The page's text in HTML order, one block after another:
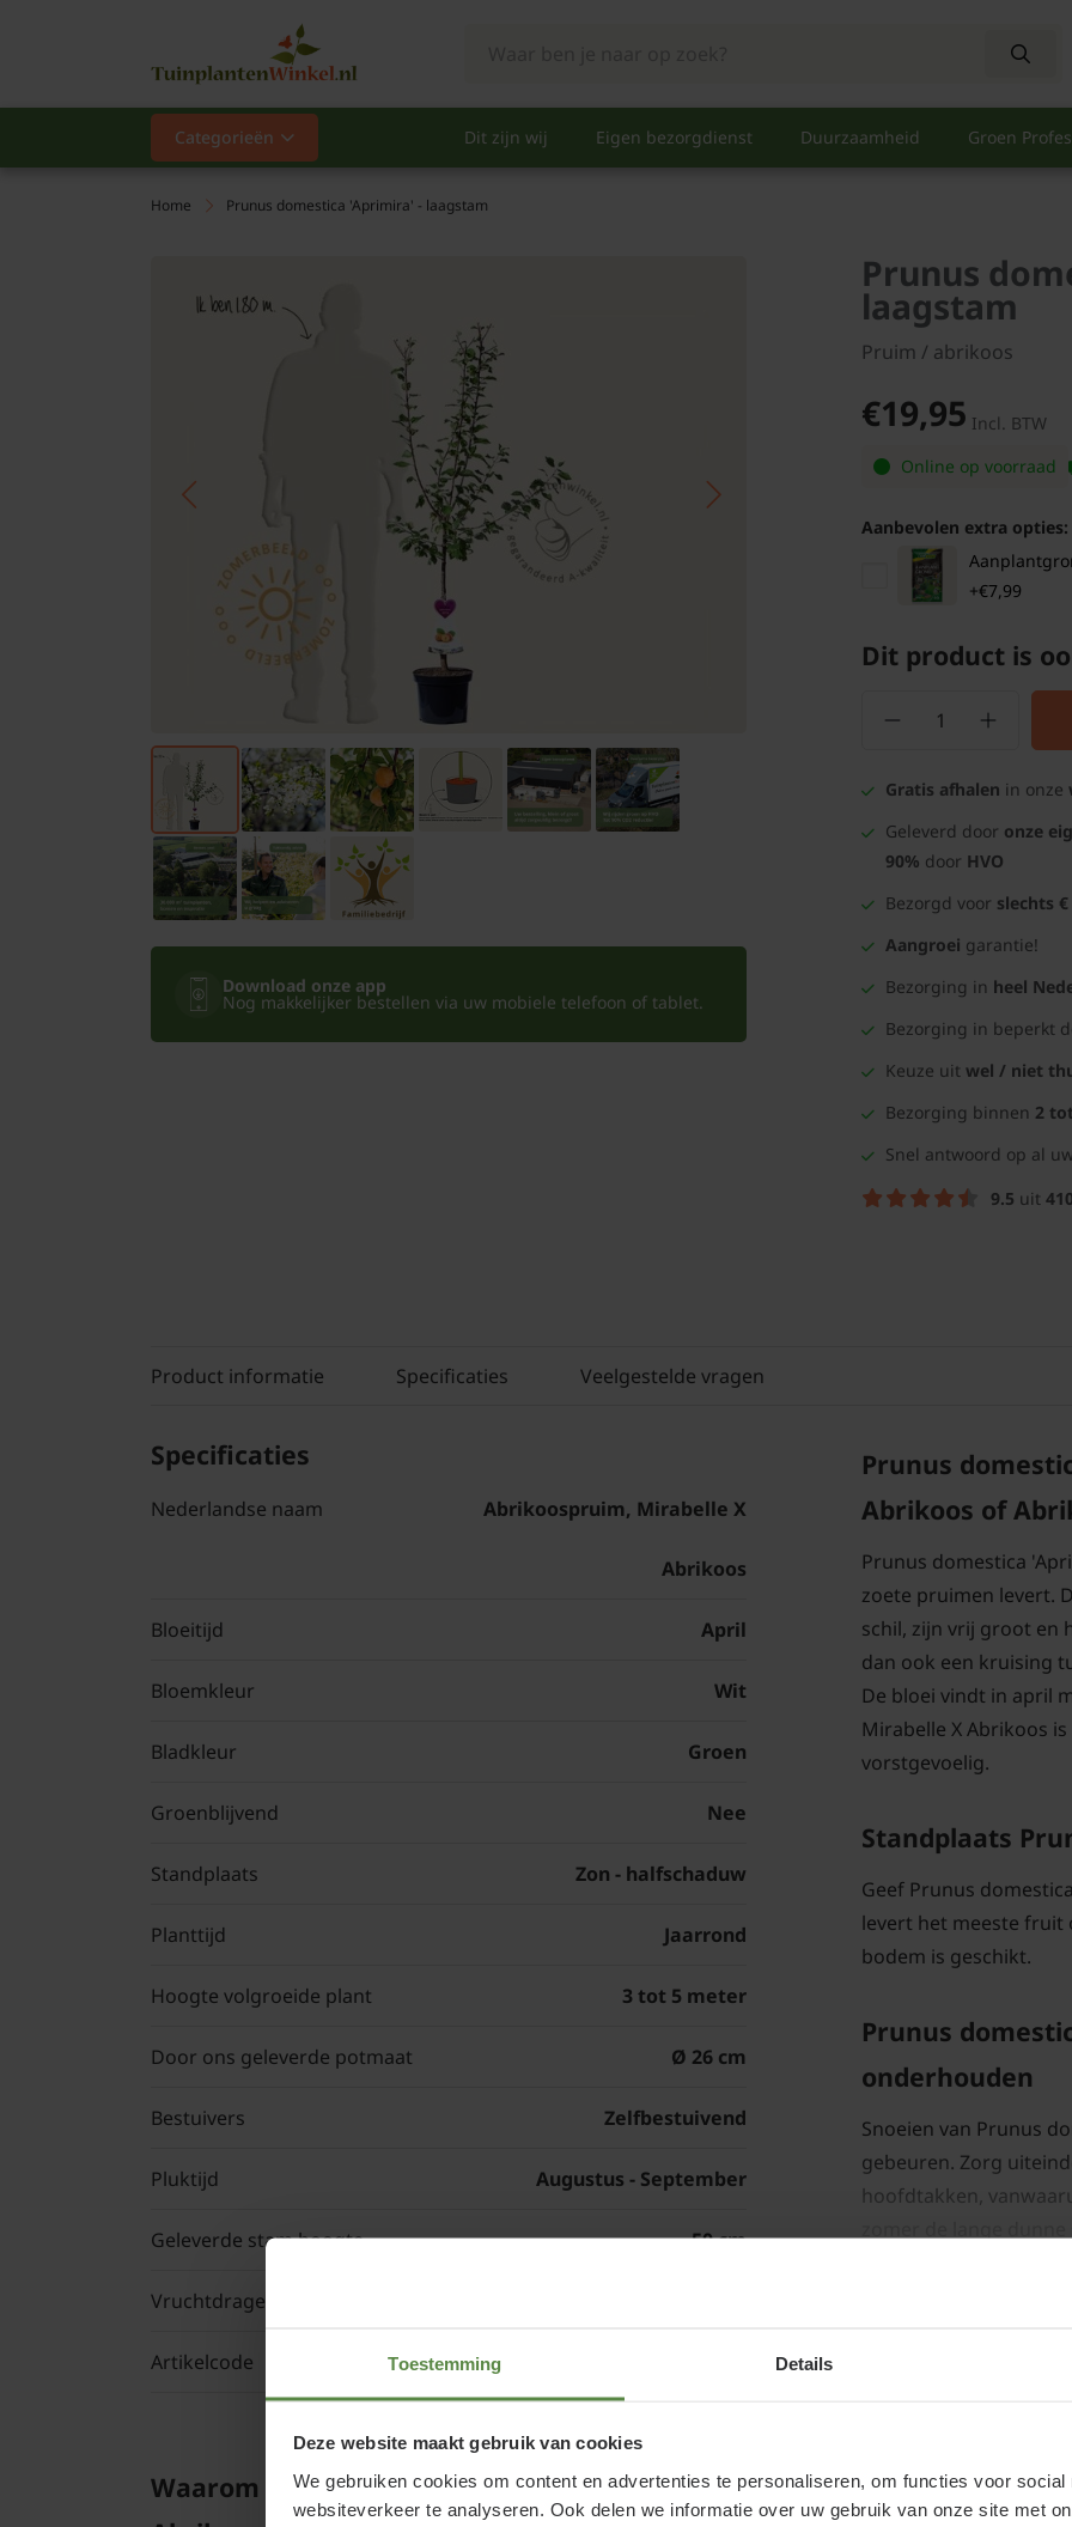
Toestemming Details
Deze website maakt gebruik van cookies
We gebruiken cookies om content en advertenties te personaliseren, om functies voor social
websiteverkeer te analyseren. Ook delen we informatie over uw gebruik van onze site met
Categorieën Dit zijn wij Eigen bezorgdienst Duurzaamheid Groen
Categorieën
Populair
Heesters
Bomen
Leibomen
Kamerplanten
Bloempotten
Home Prunus domestica 'Aprimira' - laagstam
Download onze app
Nog makkelijker bestellen via uw mobiele telefoon of tablet.
Prunus
laagstam
Pruim / abrikoos
€19,95 Incl. BTW
Online op voorraad
Aanbevolen extra opties:
+€7,99
Dit product is
Gratis afhalen in onze
Geleverd door onze
90% door HVO
Bezorgd voor slechts €
Aangroei garantie!
Bezorging in heel
Bezorging in beperkt
Keuze uit wel / niet
Bezorging binnen 2
Snel antwoord op al
9.5 uit
Product informatie Specificaties Veelgestelde vragen
Specificaties
Nederlandse naam Abrikoospruim, Mirabelle X
Abrikoos
Bloeitijd April
Bloemkleur Wit
Bladkleur Groen
Groenblijvend Nee
Standplaats Zon - halfschaduw
Planttijd Jaarrond
Hoogte volgroeide plant 3 tot 5 meter
Door ons geleverde potmaat Ø 26 cm
Bestuivers Zelfbestuivend
Pluktijd Augustus - September
Geleverde stam hoogte 50 cm
Vruchtdragend
Artikelcode
Prunus
Abrikoos of
Prunus domestica
zoete pruimen levert.
schil, zijn vrij groot en
dan ook een kruising
De bloei vindt in april
Mirabelle X Abrikoos
vorstgevoelig.
Standplaats
Geef Prunus
levert het meeste fruit
bodem is geschikt.
Prunus
onderhouden
Snoeien van Prunus
gebeuren. Zorg
hoofdtakken,
dikkere houtige tak.
te dichte kroon krijgt.
Bomen van
Waarom Prunus domestica 'Aprimira' - laagstam kopen of